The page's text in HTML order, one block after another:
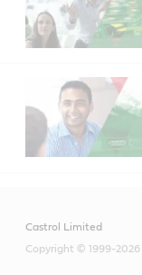
Castrol Limited
Copyright © 1999-2026